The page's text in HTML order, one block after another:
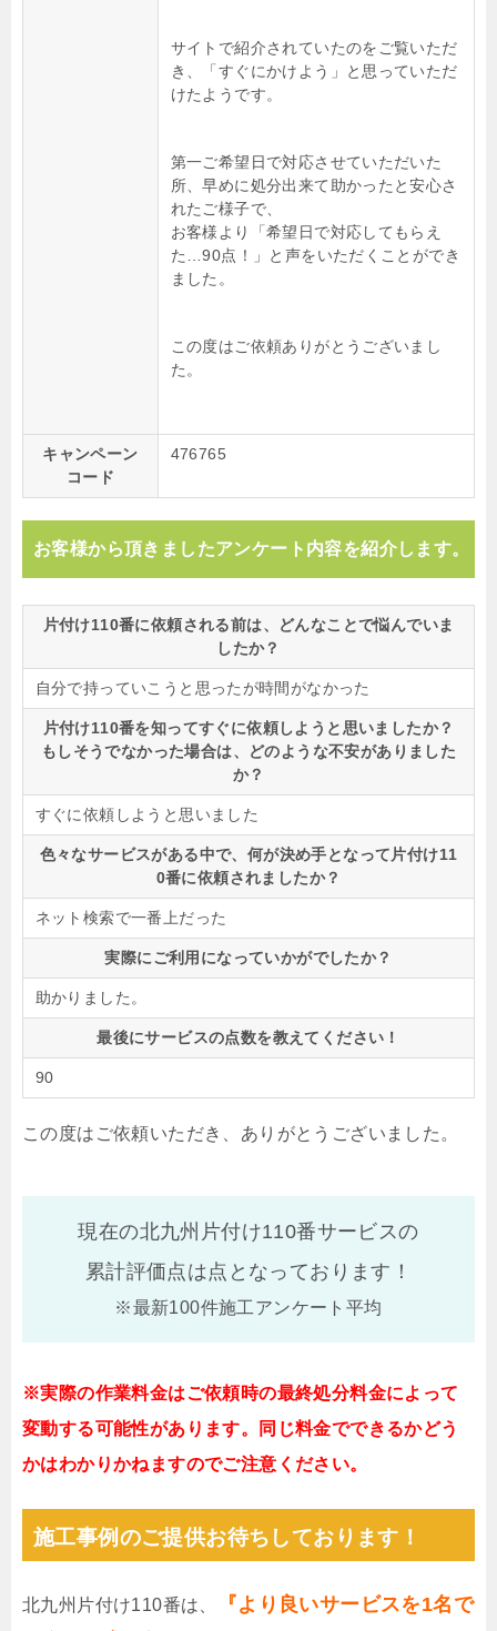
サイトで紹介されていたのをご覧いただ
き、「すぐにかけよう」と思っていただ
けたようです。
第一ご希望日で対応させていただいた
所、早めに処分出来て助かったと安心さ
れたご様子で、
お客様より「希望日で対応してもらえ
た…90点！」と声をいただくことができ
ました。
この度はご依頼ありがとうございまし
た。
キャンペーン
コード
476765
お客様から頂きましたアンケート内容を紹介します。
片付け110番に依頼される前は、どんなことで悩んでいま
したか？
自分で持っていこうと思ったが時間がなかった
片付け110番を知ってすぐに依頼しようと思いましたか？
もしそうでなかった場合は、どのような不安がありました
か？
すぐに依頼しようと思いました
色々なサービスがある中で、何が決め手となって片付け11
0番に依頼されましたか？
ネット検索で一番上だった
実際にご利用になっていかがでしたか？
助かりました。
最後にサービスの点数を教えてください！
90
この度はご依頼いただき、ありがとうございました。
現在の北九州片付け110番サービスの
累計評価点は点となっております！
※最新100件施工アンケート平均
※実際の作業料金はご依頼時の最終処分料金によって
変動する可能性があります。同じ料金でできるかどう
かはわかりかねますのでご注意ください。
施工事例のご提供お待ちしております！
北九州片付け110番は、
『より良いサービスを1名で